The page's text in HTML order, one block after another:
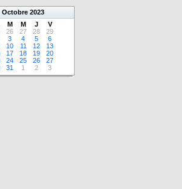
Octobre 2023
M M J
V
26 27 28
29
3 4 5
6
10 11 12
13
17 18 19
20
24 25 26
27
31 1 2 3